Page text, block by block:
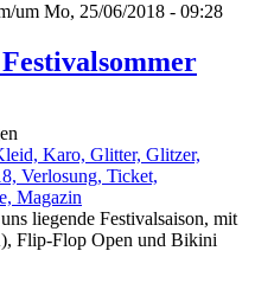
um Mo, 25/06/2018 - 09:28
liegende Festivalsaison, mit
Flip-Flop Open und Bikini